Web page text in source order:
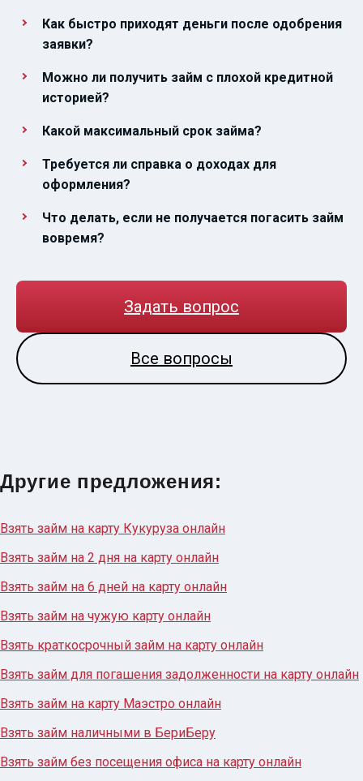
Как быстро приходят деньги после одобрения
заявки?
Можно ли получить займ с плохой кредитной
историей?
Какой максимальный срок займа?
Требуется ли справка о доходах для
оформления?
Что делать, если не получается погасить займ
вовремя?
Задать вопрос
Все вопросы
Другие предложения:
Взять займ на карту Кукуруза онлайн
Взять займ на 2 дня на карту онлайн
Взять займ на 6 дней на карту онлайн
Взять займ на чужую карту онлайн
Взять краткосрочный займ на карту онлайн
Взять займ для погашения задолженности на карту онлайн
Взять займ на карту Маэстро онлайн
Взять займ наличными в БериБеру
Взять займ без посещения офиса на карту онлайн